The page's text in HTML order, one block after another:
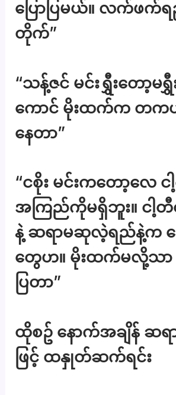
ပြောပြမယ်။ လက်ဖက်
တိုက်”
“သန့်ဇင် မင်းရွှီးတော့မရွှီ
ကောင် မိုးထက်က တကယ်
နေတာ”
“ငစိုး မင်းကတော့လေ
အကြည်ကိုမရှိဘူး။ ငါ့တီ
နဲ့ ဆရာမဆုလဲ့ရည်နဲ့က ဘ
တွေဟ။ မိုးထက်မလို့သာ
ပြတာ”
ထိုစဥ် နောက်အချိန် ဆ
ဖြင့် ထနှုတ်ဆက်ရင်း